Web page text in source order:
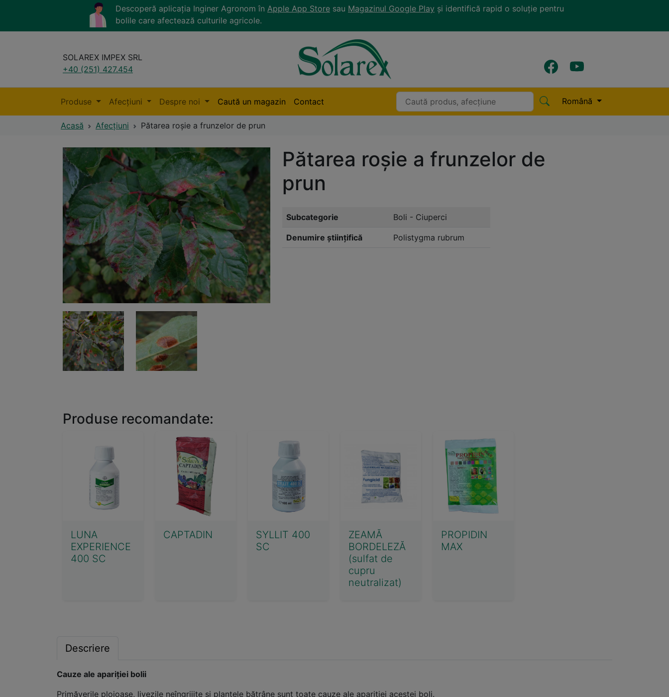
Descoperă aplicația Inginer Agronom în Apple App Store sau Magazinul Google Play și identifică rapid o soluție pentru
bolile care afectează culturile agricole.
SOLAREX IMPEX SRL
+40 (251) 427.454
Produse Afecțiuni Despre noi Caută un magazin Contact Română
Acasă Afecțiuni Pătarea roșie a frunzelor de prun
Pătarea roșie a frunzelor de
prun
Subcategorie Boli - Ciuperci
Denumire științifică Polistygma rubrum
Produse recomandate:
LUNA
EXPERIENCE
400 SC
CAPTADIN
SYLLIT 400
SC
ZEAMĂ
BORDELEZĂ
(sulfat de
cupru
neutralizat)
PROPIDIN
MAX
Descriere
Cauze ale apariției bolii
Primăverile ploioase, livezile neîngrijite și plantele bătrâne sunt toate cauze ale apariției acestei boli.